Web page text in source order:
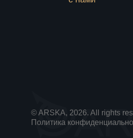
© ARSKA, 2026. All rights
Политика